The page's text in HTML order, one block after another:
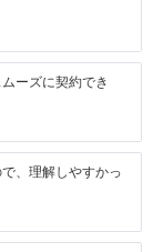
ーズに契約でき
、理解しやすかっ